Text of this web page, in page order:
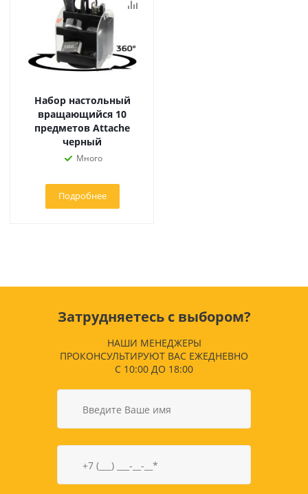
Набор настольный
вращающийся 10
предметов Attache
черный
Много
Подробнее
Затрудняетесь с выбором?
НАШИ МЕНЕДЖЕРЫ
ПРОКОНСУЛЬТИРУЮТ ВАС ЕЖЕДНЕВНО
С 10:00 ДО 18:00